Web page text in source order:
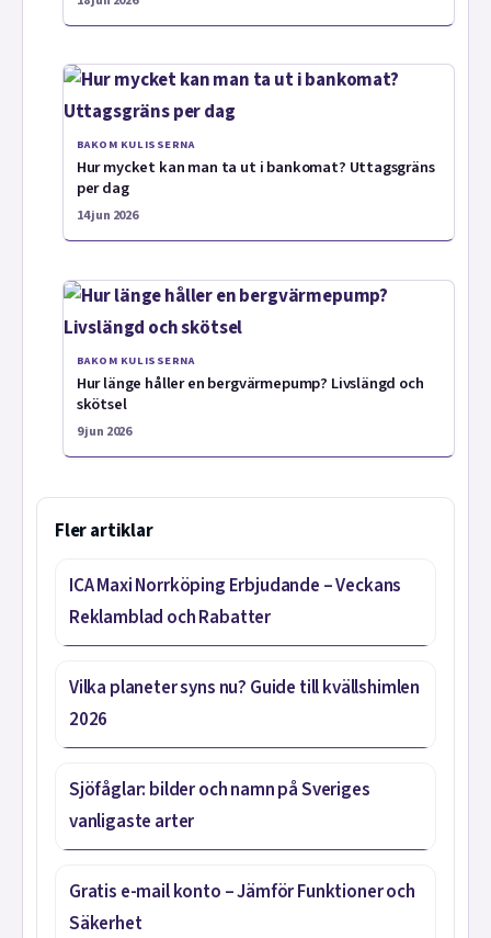
BAKOM KULISSERNA
Hur mycket kan man ta ut i bankomat? Uttagsgräns
per dag
14 jun 2026
BAKOM KULISSERNA
Hur länge håller en bergvärmepump? Livslängd och
skötsel
9 jun 2026
Fler artiklar
ICA Maxi Norrköping Erbjudande – Veckans
Reklamblad och Rabatter
Vilka planeter syns nu? Guide till kvällshimlen
2026
Sjöfåglar: bilder och namn på Sveriges
vanligaste arter
Gratis e-mail konto – Jämför Funktioner och
Säkerhet